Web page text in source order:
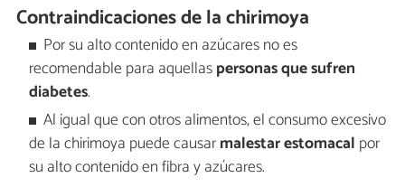
Contraindicaciones de la chirimoya
Por su alto contenido en azúcares no es
recomendable para aquellaspersonas que sufren
diabetes.
Al igual que con otros alimentos, el consumo excesivo
de la chirimoya puede causarmalestar estomacal por
su alto contenido en fibra y azúcares.